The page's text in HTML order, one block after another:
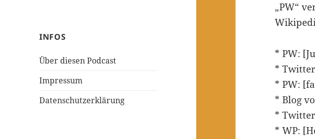
INFOS
Über diesen Podcast
Impressum
Datenschutzerklärung
„PW“
* PW:
*
* PW:
* Blog
*
* WP: